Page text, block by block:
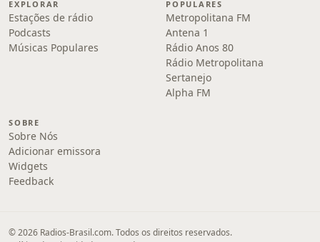
EXPLORAR
Estações de rádio
Podcasts
Músicas Populares
POPULARES
Metropolitana FM
Antena 1
Rádio Anos 80
Rádio Metropolitana
Sertanejo
Alpha FM
SOBRE
Sobre Nós
Adicionar emissora
Widgets
Feedback
© 2026 Radios-Brasil.com. Todos os direitos reservados.